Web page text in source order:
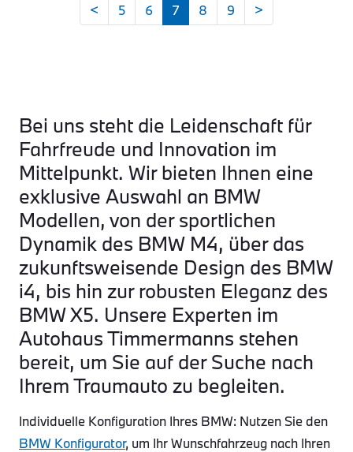
< 5 6 7 8 9 >
Bei uns steht die Leidenschaft für
Fahrfreude und Innovation im
Mittelpunkt. Wir bieten Ihnen eine
exklusive Auswahl an BMW
Modellen, von der sportlichen
Dynamik des BMW M4, über das
zukunftsweisende Design des BMW
i4, bis hin zur robusten Eleganz des
BMW X5. Unsere Experten im
Autohaus Timmermanns stehen
bereit, um Sie auf der Suche nach
Ihrem Traumauto zu begleiten.
Individuelle Konfiguration Ihres BMW: Nutzen Sie den
BMW Konfigurator, um Ihr Wunschfahrzeug nach Ihren